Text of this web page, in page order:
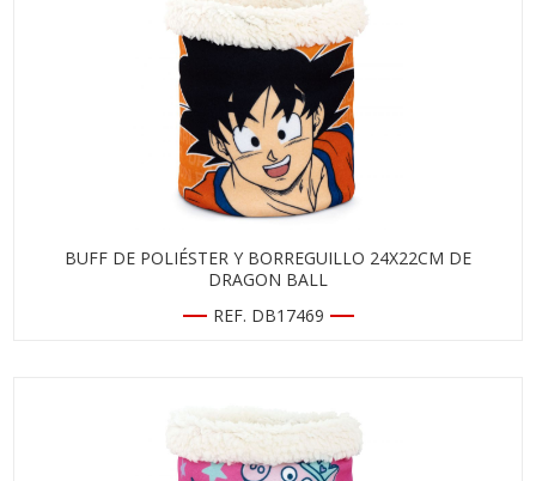
BUFF DE POLIÉSTER Y BORREGUILLO 24X22CM DE
DRAGON BALL
REF. DB17469